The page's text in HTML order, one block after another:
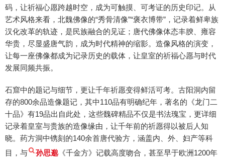
码，让祈福心愿跨越时空，成为可触摸、可考证的历史印记。从
艺术风格来看，北魏佛像的“秀骨清像”“褒衣博带”，记录着鲜卑族
汉化改革的轨迹，是民族融合的见证；唐代佛像体态丰腴、雍容
华贵，尽显盛唐气韵，成为时代精神的缩影。造像风格的演变，
让每一座佛像都成为记录历史的载体，让皇室的祈福心愿与时代
发展同频共振。
石窟中的题记与细节，更让千年祈愿变得鲜活可考。古阳洞内留
存的800余品造像题记，其中110品有明确纪年，著名的《龙门二
十品》有19品出自此处，这些魏碑精品不仅是书法瑰宝，更详细
记录着皇室与贵族的造像缘由，让千年前的祈愿得以被后人知
晓。药方洞中镌刻的140余首唐代验方，涵盖内、外、妇产等科
目，与
孙思邈《千金方》记载高度吻合，甚至早于欧洲1200年